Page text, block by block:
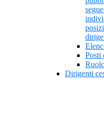
Posti
Dirigenti